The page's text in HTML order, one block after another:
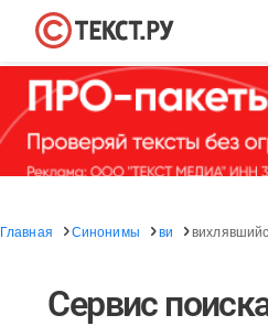
Главная Синонимы ви
Сервис